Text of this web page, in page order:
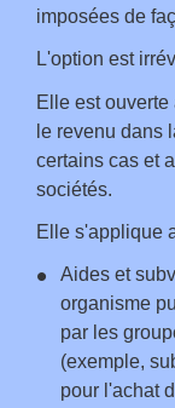
imposées de
L'option est
Elle est
le revenu dans
certains cas et
sociétés.
Elle s'applique
Aides et
organisme
par les
(exemple,
pour l'achat